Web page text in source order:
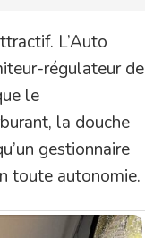
L’Auto
régulateur de
le
la douche
gestionnaire
toute autonomie.